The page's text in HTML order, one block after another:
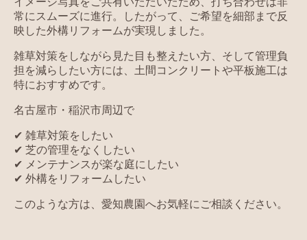
常にスムーズに進行。したがって、ご希望を細部まで反
映した外構リフォームが実現しました。
雑草対策をしながら見た目も整えたい方、そして管理負
担を減らしたい方には、土間コンクリートや平板施工は
特におすすめです。
名古屋市・稲沢市周辺で
✔ 雑草対策をしたい
✔ 芝の管理をなくしたい
✔ メンテナンスが楽な庭にしたい
✔ 外構をリフォームしたい
このような方は、愛知農園へお気軽にご相談ください。